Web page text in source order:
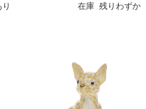
在庫 残りわずか